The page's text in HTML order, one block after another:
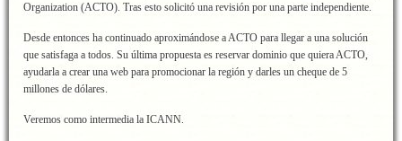
Organization (ACTO). Tras esto solicitó una revisión por una parte independiente.
Desde entonces ha continuado aproximándose a ACTO para llegar a una solución
que satisfaga a todos. Su última propuesta es reservar dominio que quiera ACTO,
ayudarla a crear una web para promocionar la región y darles un cheque de 5
millones de dólares.
Veremos como intermedia la ICANN.